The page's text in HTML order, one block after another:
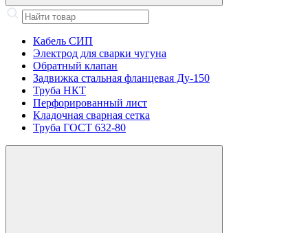
Кабель СИП
Электрод для сварки чугуна
Обратный клапан
Задвижка стальная фланцевая Ду-150
Труба НКТ
Перфорированный лист
Кладочная сварная сетка
Труба ГОСТ 632-80